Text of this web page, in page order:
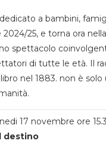
a bambini,
25, e torna ora
spettacolo
di tutte le età. Il
nel 1883. non è
17 novembre ore
destino